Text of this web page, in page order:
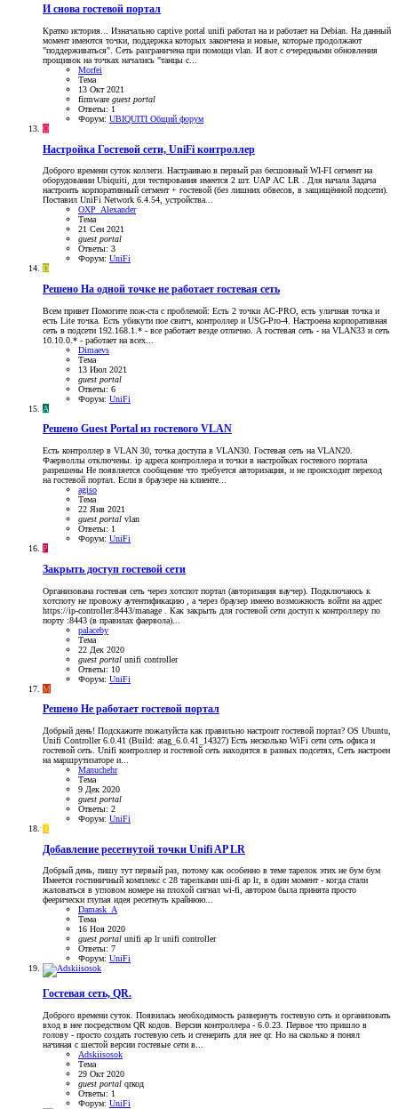
И снова гостевой портал
Кратко история... Изначально captive portal unifi работал на и работает на Debian. На данный
момент имеются точки, поддержка которых закончена и новые, которые продолжают
"поддерживаться". Сеть разграничена при помощи vlan. И вот с очередными обновления
прощивок на точках начались "танцы с...
Morfei
Тема
13 Окт 2021
firmware guest portal
Ответы: 1
Форум: UBIQUITI Общий форум
O
Настройка Гостевой сети, UniFi контроллер
Доброго времени суток коллеги. Настраиваю в первый раз бесшовный WI-FI сегмент на
оборудовании Ubiquiti, для тестирования имеется 2 шт. UAP AC LR . Для начала Задача
настроить корпоративный сегмент + гостевой (без лишних обвесов, в защищённой подсети).
Поставил UniFi Network 6.4.54, устройства...
OXP_Alexander
Тема
21 Сен 2021
guest portal
Ответы: 3
Форум: UniFi
D
Решено На одной точке не работает гостевая сеть
Всем привет Помогите пож-ста с проблемой: Есть 2 точки AC-PRO, есть уличная точка и
есть Lite точка. Есть убикути пое свитч, контроллер и USG-Pro-4. Настроена корпоративная
сеть в подсети 192.168.1.* - все работает везде отлично. А гостевая сеть - на VLAN33 и сеть
10.10.0.* - работает на всех...
Dimaevs
Тема
13 Июл 2021
guest portal
Ответы: 6
Форум: UniFi
A
Решено Guest Portal из гостевого VLAN
Есть контроллер в VLAN 30, точка доступа в VLAN30. Гостевая сеть на VLAN20.
Фаерволлы отключены. ip адреса контроллера и точки в настройках гостевого портала
разрешены Не появляется сообщение что требуется авторизация, и не происходит переход
на гостевой портал. Если в браузере на клиенте...
agiso
Тема
22 Янв 2021
guest portal vlan
Ответы: 1
Форум: UniFi
P
Закрыть доступ гостевой сети
Организована гостевая сеть через хотспот портал (авторизация ваучер). Подключаюсь к
хотспоту не провожу аутентификацию , а через браузер имеею возможность войти на адрес
https://ip-controller:8443/manage . Как закрыть для гостевой сети доступ к контроллеру по
порту :8443 (в правилах фаервола)...
palaceby
Тема
22 Дек 2020
guest portal unifi controller
Ответы: 10
Форум: UniFi
M
Решено Не работает гостевой портал
Добрый день! Подскажите пожалуйста как правильно настроит гостевой портал? OS Ubuntu,
Unifi Controller 6.0.41 (Build: atag_6.0.41_14327) Есть несколько WiFi сети сеть офиса и
гостевой сеть. Unifi контроллер и гостевой сеть находятся в разных подсетях, Сеть настроен
на маршрутизаторе и...
Manuchehr
Тема
9 Дек 2020
guest portal
Ответы: 2
Форум: UniFi
D
Добавление ресетнутой точки Unifi AP LR
Добрый день, пишу тут первый раз, потому как особенно в теме тарелок этих не бум бум
Имеется гостиничный комплекс с 28 тарелками uni-fi ap lr, в один момент - когда стали
жаловаться в угловом номере на плохой сигнал wi-fi, автором была принята просто
феерически глупая идея ресетнуть крайнюю...
Damask_A
Тема
16 Ноя 2020
guest portal unifi ap lrunifi controller
Ответы: 7
Форум: UniFi
Гостевая сеть, QR.
Доброго времени суток. Появилась необходимость развернуть гостевую сеть и организовать
вход в нее посредством QR кодов. Версия контроллера - 6.0.23. Первое что пришло в
голову - просто создать гостевую сеть и сгенерить для нее qr. Но на сколько я понял
начиная с шестой версии гостевые сети в...
Adskiisosok
Тема
29 Окт 2020
guest portal qrкод
Ответы: 1
Форум: UniFi